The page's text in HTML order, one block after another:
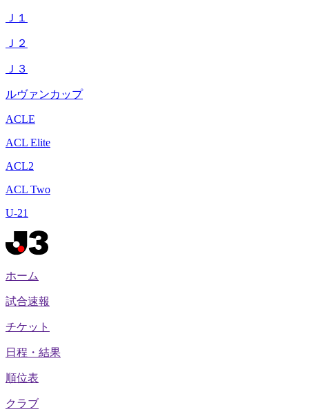
Ｊ１
Ｊ２
Ｊ３
ルヴァンカップ
ACLE
ACL Elite
ACL2
ACL Two
U-21
ホーム
試合速報
チケット
日程・結果
順位表
クラブ